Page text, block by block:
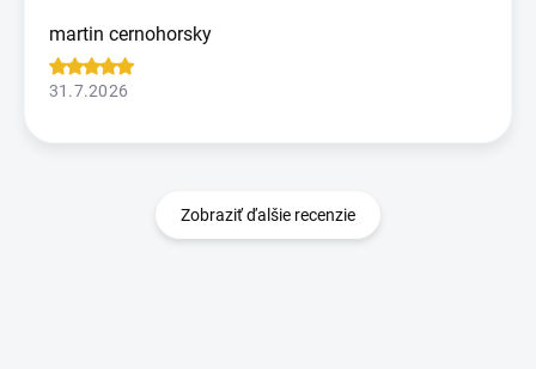
martin cernohorsky
31.7.2026
Zobraziť ďalšie recenzie